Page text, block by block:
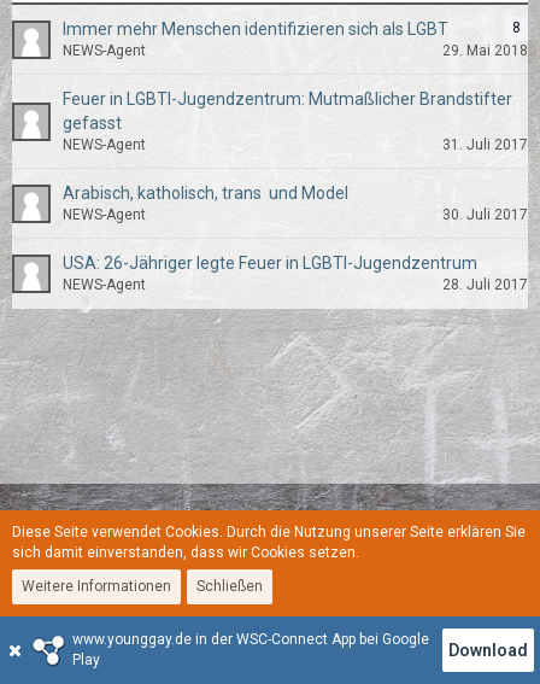
Immer mehr Menschen identifizieren sich als LGBT
8
NEWS-Agent
29. Mai 2018
Feuer in LGBTI-Jugendzentrum: Mutmaßlicher Brandstifter
gefasst
NEWS-Agent 31. Juli 2017
Arabisch, katholisch, trans  und Model
NEWS-Agent 30. Juli 2017
USA: 26-Jähriger legte Feuer in LGBTI-Jugendzentrum
NEWS-Agent 28. Juli 2017
Regeln Datenschutzerklärung Kontakt
Stil:YoungGay
Community-Software:WoltLab Suite™
www.younggay.de in der WSC-Connect App bei Google
Play
Download
Diese Seite verwendet Cookies. Durch die Nutzung unserer Seite erklären Sie
sich damit einverstanden, dass wir Cookies setzen.
Weitere Informationen
Schließen